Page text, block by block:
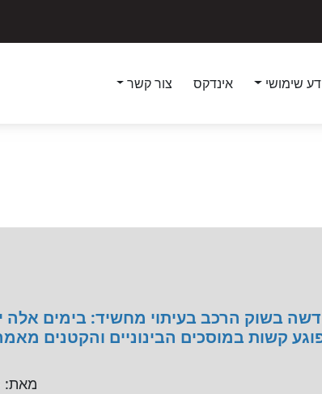
שימושי אינדקס צור קשר
בשוק הרכב בעיתוי מחשיד: בימים אלה
קשות במוסכים הבינוניים והקטנים
מאת: